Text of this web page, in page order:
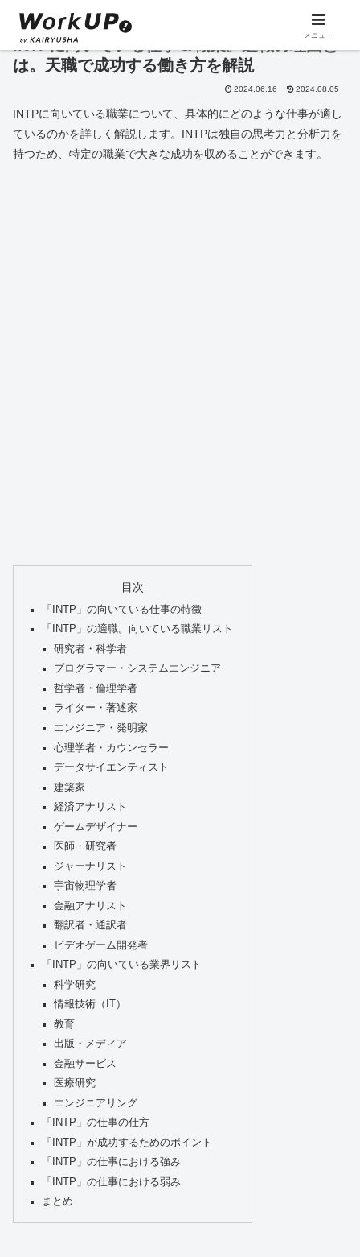
INTPに向いている仕事＆職業。適職の理由と
は。天職で成功する働き方を解説
2024.06.16 2024.08.05
INTPに向いている職業について、具体的にどのような仕事が適し
ているのかを詳しく解説します。INTPは独自の思考力と分析力を
持つため、特定の職業で大きな成功を収めることができます。
目次
「INTP」の向いている仕事の特徴
「INTP」の適職。向いている職業リスト
研究者・科学者
プログラマー・システムエンジニア
哲学者・倫理学者
ライター・著述家
エンジニア・発明家
心理学者・カウンセラー
データサイエンティスト
建築家
経済アナリスト
ゲームデザイナー
医師・研究者
ジャーナリスト
宇宙物理学者
金融アナリスト
翻訳者・通訳者
ビデオゲーム開発者
「INTP」の向いている業界リスト
科学研究
情報技術（IT）
教育
出版・メディア
金融サービス
医療研究
エンジニアリング
「INTP」の仕事の仕方
「INTP」が成功するためのポイント
「INTP」の仕事における強み
「INTP」の仕事における弱み
まとめ
メニュー